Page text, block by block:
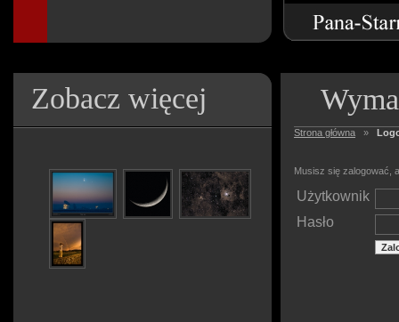
Zobacz więcej
Strona główna »
Musisz się zalogować,
Użytkownik
Hasło